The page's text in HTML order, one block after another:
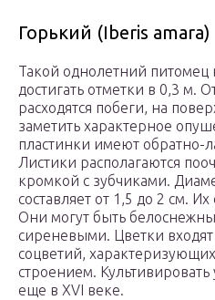
Горький (Iberis amara)
Такой однолетний питомец
достигать отметки в 0,3 м.
расходятся побеги, на
заметить характерное
пластинки имеют обратно-
Листики располагаются
кромкой с зубчиками.
составляет от 1,5 до 2 см.
Они могут быть
сиреневыми. Цветки входят
соцветий,
строением.
еще в XVI веке.